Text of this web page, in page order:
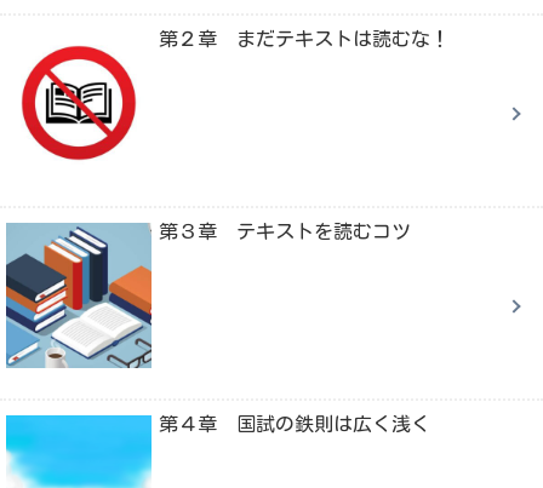
第２章 まだテキストは読むな！
第３章 テキストを読むコツ
第４章 国試の鉄則は広く浅く